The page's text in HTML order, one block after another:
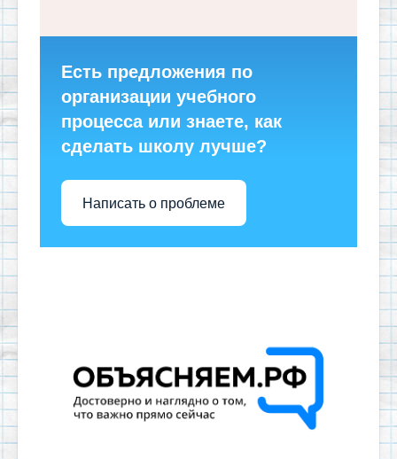
Есть предложения по
организации учебного
процесса или знаете, как
сделать школу лучше?
Написать о проблеме